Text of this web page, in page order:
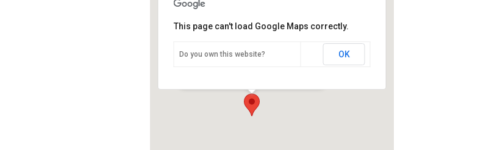
Golfclub Zeegersloot
Kromme Aarweg 5 - Alphen aan den Rijn
This page can't load Google Maps correctly.
Do you own this website? OK